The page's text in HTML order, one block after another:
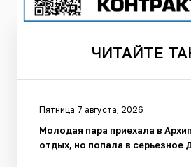
ЧИТАЙТЕ
Пятница 7 августа, 2026
Молодая пара приехала в
отдых, но попала в серьезное